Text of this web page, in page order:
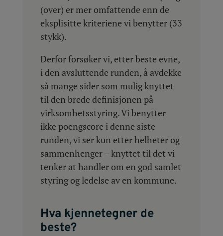
(over) er mer omfattende enn de
eksplisitte kriteriene vi benytter (33
stykk).
Derfor forsøker vi, etter beste evne,
i den avsluttende runden, å avdekke
så mange sider som mulig knyttet
til den brede definisjonen på
virksomhetsstyring. Vi benytter
ikke poengscore i denne siste
runden, vi ser kun etter helheter og
sammenhenger – knyttet til det vi
tenker at handler om en god samlet
styring og ledelse av en kommune.
Hva kjennetegner de
beste?